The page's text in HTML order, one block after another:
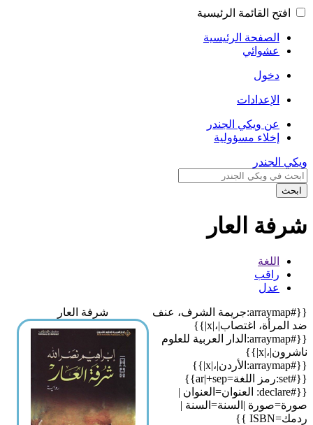
افتح القائمة الرئيسية
الصفحة الرئيسية
عشوائي
دخول
الإعدادات
عن ويكي الجندر
إخلاء مسؤولية
ويكي الجندر
ابحث
شرفة العار
اللغة
راقب
عدل
شرفة العار
{{#arraymap:جريمة الشرف، عنف
ضد المرأة، اغتصاب|،|x|}}
{{#arraymap:الدار العربية للعلوم
ناشرون|،|x|}}
{{#arraymap:الأردن|،|x|}}
{{#set:رمز اللغة=ar|+sep}}
{{#declare: العنوان=العنوان |
صورة=صورة |السنة=السنة |
ردمك=ISBN }}